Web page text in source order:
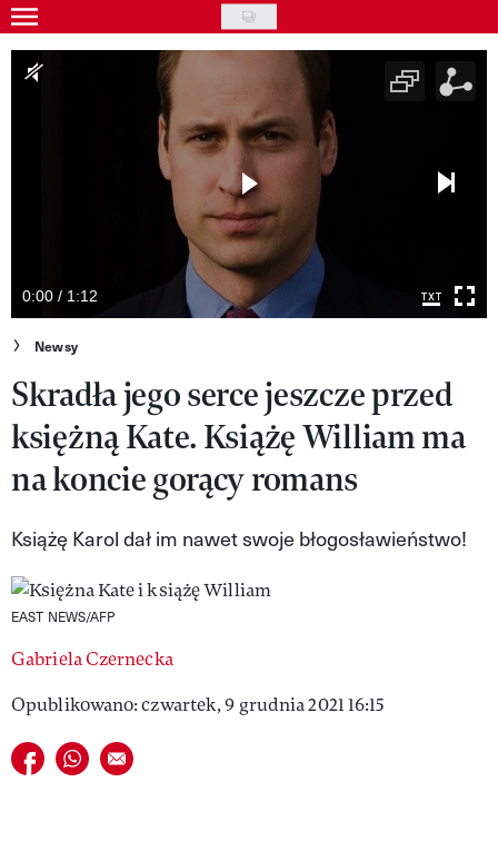
Skip
to
main
Gwiazdy
Kultura
Wideo
Nasze akcje
VIVA!ART
VIVA!MODA
VIVA!PEOPLE POWER
VIVA!ITAKA
MAGAZYN VIVA!
0:00 / 1:12
Newsy
Skradła jego serce jeszcze przed
księżną Kate. Książę William ma
na koncie gorący romans
Książę Karol dał im nawet swoje błogosławieństwo!
EAST NEWS/AFP
Gabriela Czernecka
Opublikowano: czwartek, 9 grudnia 2021 16:15
Udostępnij na facebook
Udostępnij na whatsapp
E-mail do przyjaciela